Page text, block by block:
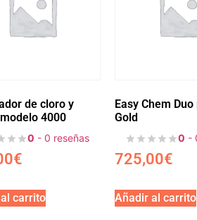
de cloro y
4000
0 - 0 reseñas
€
carrito
Easy Chem Duo
Gold
0 -
725,00€
Añadir al carrito